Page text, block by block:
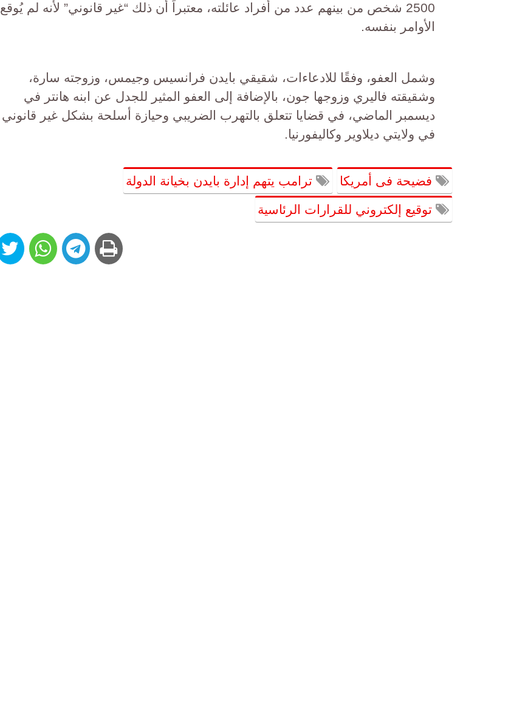
2500 شخص من بينهم عدد من أفراد عائلته، معتبراً أن ذلك “غير قانوني” لأنه لم يُوقع
الأوامر بنفسه.
وشمل العفو، وفقًا للادعاءات، شقيقي بايدن فرانسيس وجيمس، وزوجته سارة،
وشقيقته فاليري وزوجها جون، بالإضافة إلى العفو المثير للجدل عن ابنه هانتر في
ديسمبر الماضي، في قضايا تتعلق بالتهرب الضريبي وحيازة أسلحة بشكل غير قانوني
في ولايتي ديلاوير وكاليفورنيا.
فضيحة فى أمريكا ترامب يتهم إدارة بايدن بخيانة الدولة
توقيع إلكتروني للقرارات الرئاسية